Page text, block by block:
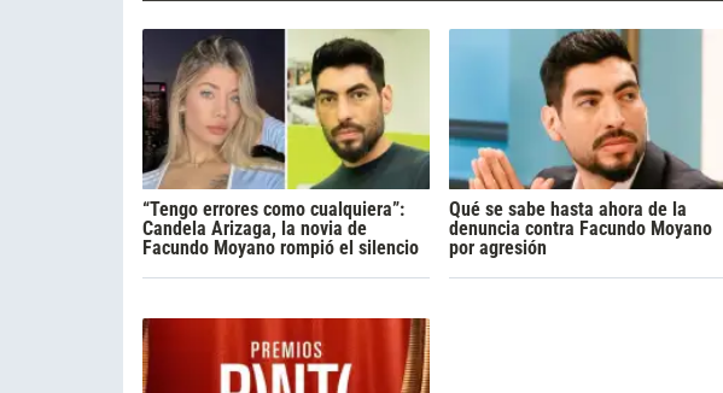
“Tengo errores como cualquiera”:
Candela Arizaga, la novia de
Facundo Moyano rompió el silencio
Qué se sabe hasta ahora de la
denuncia contra Facundo Moyano
por agresión